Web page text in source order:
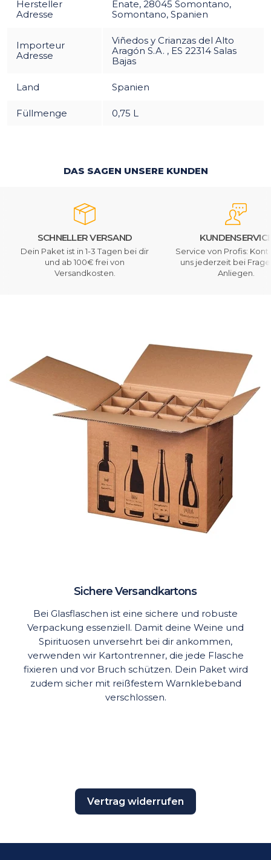
Hersteller
Adresse
Enate, 28045 Somontano,
Somontano, Spanien
Importeur
Adresse
Viñedos y Crianzas del Alto
Aragón S.A. , ES 22314 Salas
Bajas
Land Spanien
Füllmenge 0,75 L
DAS SAGEN UNSERE KUNDEN
SCHNELLER VERSAND
Dein Paket ist in 1-3 Tagen bei dir
und ab 100€ frei von
Versandkosten.
Service von Profis:
uns jederzeit bei
Anliegen.
Sichere Versandkartons
Bei Glasflaschen ist eine sichere und robuste
Verpackung essenziell. Damit deine Weine und
Spirituosen unversehrt bei dir ankommen,
verwenden wir Kartontrenner, die jede Flasche
fixieren und vor Bruch schützen. Dein Paket wird
zudem sicher mit reißfestem Warnklebeband
verschlossen.
Vertrag widerrufen